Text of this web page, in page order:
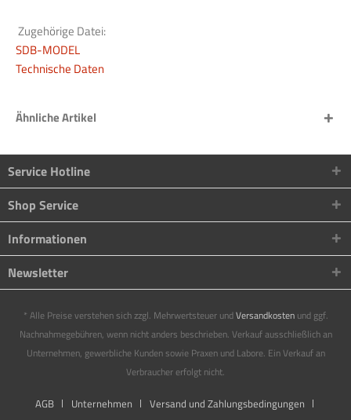
Zugehörige Datei:
SDB-MODEL
Technische Daten
Ähnliche Artikel
Service Hotline
Shop Service
Informationen
Newsletter
* Alle Preise verstehen sich zzgl. Mehrwertsteuer undVersandkostenund ggf.
Nachnahmegebühren, wenn nicht anders beschrieben. Verkauf ausschließlich an
Unternehmen, gewerbliche Kunden sowie Praxen und Labore. Ein Verkauf an
Verbraucher erfolgt nicht.
AGB Unternehmen Versand und Zahlungsbedingungen